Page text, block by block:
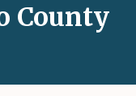
County